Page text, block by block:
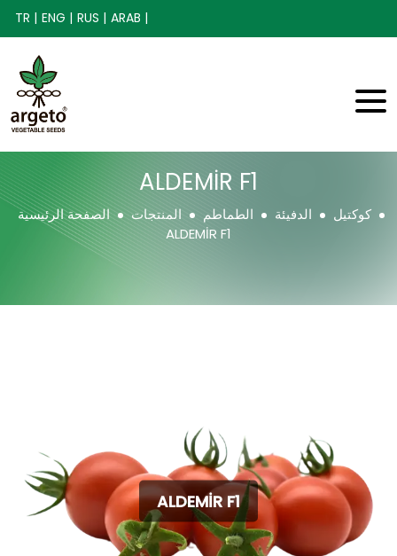
TR | ENG | RUS | ARAB |
ALDEMİR F1
الصفحة الرئيسية المنتجات الطماطم الدفيئة
كوكتيل
ALDEMİR F1
ALDEMİR F1